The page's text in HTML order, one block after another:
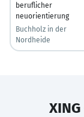
beruflicher
neuorientierung
Buchholz in der
Nordheide